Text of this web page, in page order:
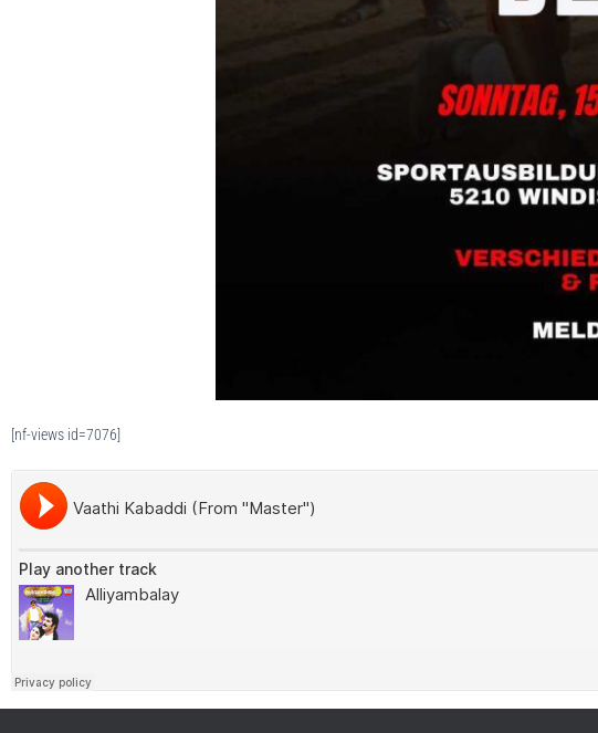
[nf-views id=7076]